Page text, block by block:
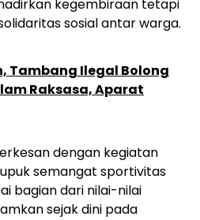
kegembiraan tetapi
sosial antar warga.
Tambang Ilegal Bolong
Raksasa, Aparat
dengan kegiatan
semangat sportivitas
bagian dari nilai-nilai
sejak dini pada